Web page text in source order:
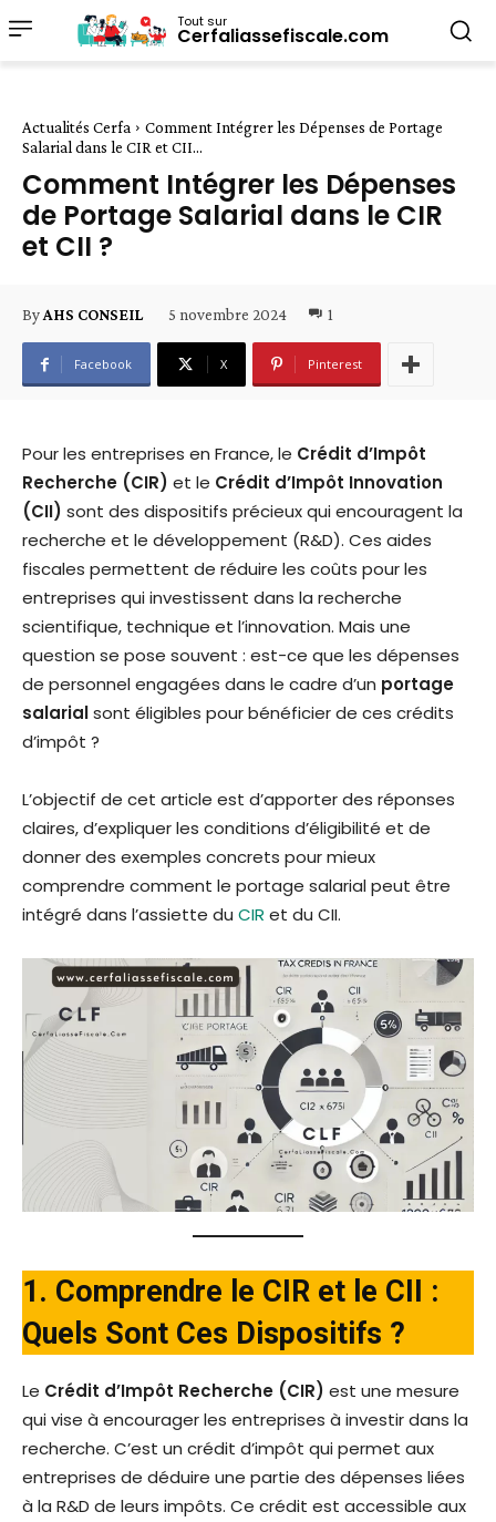
Tout sur
Cerfaliassefiscale.com
Actualités Cerfa
Comment Intégrer les Dépenses de Portage
Salarial dans le CIR et CII...
Comment Intégrer les Dépenses
de Portage Salarial dans le CIR
et CII ?
ByAHS CONSEIL 5 novembre 2024 1
Facebook X Pinterest
Pour les entreprises en France, le Crédit d’Impôt
Recherche (CIR) et le Crédit d’Impôt Innovation
(CII) sont des dispositifs précieux qui encouragent la
recherche et le développement (R&D). Ces aides
fiscales permettent de réduire les coûts pour les
entreprises qui investissent dans la recherche
scientifique, technique et l’innovation. Mais une
question se pose souvent : est-ce que les dépenses
de personnel engagées dans le cadre d’un portage
salarialsont éligibles pour bénéficier de ces crédits
d’impôt ?
L’objectif de cet article est d’apporter des réponses
claires, d’expliquer les conditions d’éligibilité et de
donner des exemples concrets pour mieux
comprendre comment le portage salarial peut être
intégré dans l’assiette du CIR et du CII.
1. Comprendre le CIR et le CII :
Quels Sont Ces Dispositifs ?
Le Crédit d’Impôt Recherche (CIR) est une mesure
qui vise à encourager les entreprises à investir dans la
recherche. C’est un crédit d’impôt qui permet aux
entreprises de déduire une partie des dépenses liées
à la R&D de leurs impôts. Ce crédit est accessible aux